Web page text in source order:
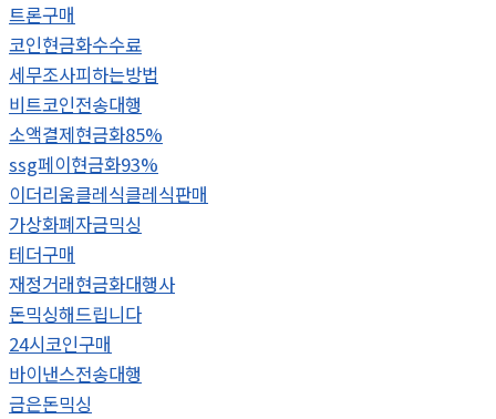
트론구매
코인현금화수수료
세무조사피하는방법
비트코인전송대행
소액결제현금화85%
ssg페이현금화93%
이더리움클레식클레식판매
가상화폐자금믹싱
테더구매
재정거래현금화대행사
돈믹싱해드립니다
24시코인구매
바이낸스전송대행
금은돈믹싱